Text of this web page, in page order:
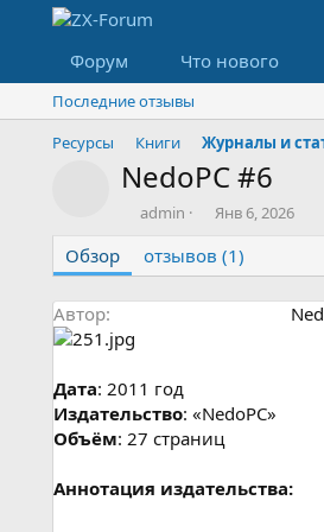
Форум Что нового
Последние отзывы
Ресурсы
Книги Журналы и
Значок
NedoPC #6
А
т
о
р
admin
Д
т
а
с
н
и
я
Янв 6, 2026
Обзор отзывов (1)
Автор
Дата: 2011 год
Издательство: «NedoPC»
Объём: 27 страниц
Аннотация издательства: